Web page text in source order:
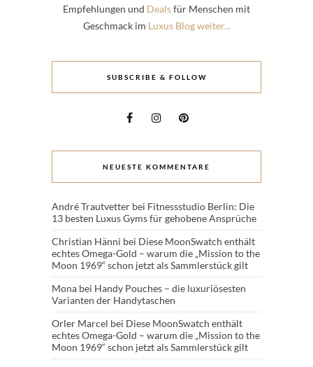
Empfehlungen und Dealsfür Menschen mit
Geschmack im Luxus Blog weiter...
SUBSCRIBE & FOLLOW
NEUESTE KOMMENTARE
André Trautvetter bei Fitnessstudio Berlin: Die
13 besten Luxus Gyms für gehobene Ansprüche
Christian Hänni bei Diese MoonSwatch enthält
echtes Omega-Gold – warum die „Mission to the
Moon 1969“ schon jetzt als Sammlerstück gilt
Mona bei Handy Pouches – die luxuriösesten
Varianten der Handytaschen
Orler Marcel bei Diese MoonSwatch enthält
echtes Omega-Gold – warum die „Mission to the
Moon 1969“ schon jetzt als Sammlerstück gilt